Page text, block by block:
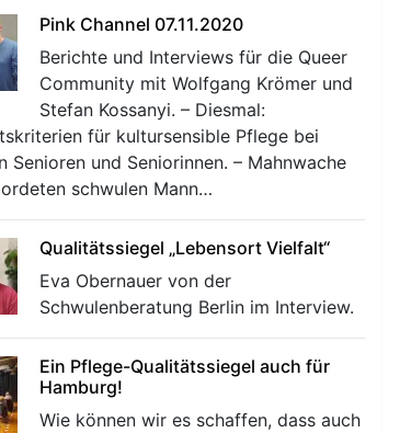
Pink Channel 07.11.2020
Berichte und Interviews für die Queer
Community mit Wolfgang Krömer und
Stefan Kossanyi. – Diesmal:
für kultursensible Pflege bei
Senioren und Seniorinnen. – Mahnwache
schwulen Mann…
Qualitätssiegel „Lebensort Vielfalt“
Eva Obernauer von der
Schwulenberatung Berlin im Interview.
Ein Pflege-Qualitätssiegel auch für
Hamburg!
Wie können wir es schaffen, dass auch